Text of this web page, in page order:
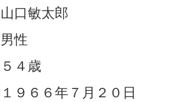
山口敏太郎
男性
５４歳
１９６６年７月２０日